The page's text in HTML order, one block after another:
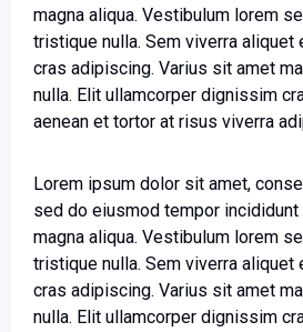
magna aliqua. Vestibulum lorem
tristique nulla. Sem viverra
cras adipiscing. Varius sit amet
nulla. Elit ullamcorper dignissim
aenean et tortor at risus viverra
Lorem ipsum dolor sit amet,
sed do eiusmod tempor
magna aliqua. Vestibulum lorem
tristique nulla. Sem viverra
cras adipiscing. Varius sit amet
nulla. Elit ullamcorper dignissim